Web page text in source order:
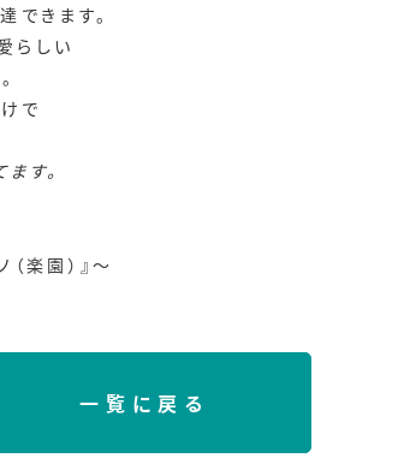
きます。
らしい
で
ます。
楽園）』～
一覧に戻る